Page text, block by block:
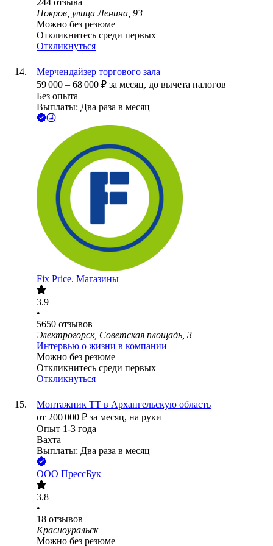
244 отзыва
Покров, улица Ленина, 93
Можно без резюме
Откликнитесь среди первых
Откликнуться
Мерчендайзер торгового зала
59 000 – 68 000 ₽ за месяц, до вычета налогов
Без опыта
Выплаты: Два раза в месяц
Fix Price. Магазины
3.9
•
5650 отзывов
Электрогорск, Советская площадь, 3
Интервью о жизни в компании
Можно без резюме
Откликнитесь среди первых
Откликнуться
Монтажник ТТ в Архангельскую область
от 200 000 ₽ за месяц, на руки
Опыт 1-3 года
Вахта
Выплаты: Два раза в месяц
ООО ПрессБук
3.8
•
18 отзывов
Красноуральск
Можно без резюме